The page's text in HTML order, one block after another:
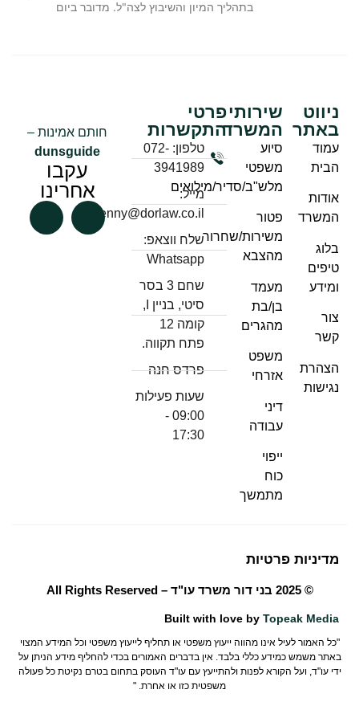
בתהליך המיון והשיבוץ לצה"ל. מדובר ביום
ניווט
באתר
עמוד
הבית
אודות
המשרד
בלוג
טיפים
ומידע
צור
קשר
הצהרת
נגישות
שירותי
המשרד
סיוע
משפטי
מלש"ב/סדיר/מילואים
פטור
משירות/שחרור
מהצבא
מעמד
בן/בת
מהגרים
משפט
אזרחי
דיני
עבודה
ייפוי
כוח
מתמשך
פרטי
התקשרות
טלפון: 072-
3941989
מייל:
benny@dorlaw.co.il
שלח ווצאפ:
Whatsapp
שחם 3 בסר
סיטי, בניין I,
קומה 12
פתח תקווה.
פרדס חנה
שעות פעילות
09:00 -
17:30
חותם אמינות –
dunsguide
עקבו
אחרינו
מדיניות פרטיות
© 2025 בני דור משרד עו"ד– All Rights Reserved
Built with love by Topeak Media
"כל האמור לעיל אינו מהווה ייעוץ משפטי או תחליף לייעוץ משפטי וכל המידע המצוי
באתר משמש כמידע כללי בלבד. אין בדברים האמורים בכדי להחליף מידע הניתן על
ידי עו"ד, ועל הקורא לפנות ולהתייעץ עם עו"ד העוסק בתחום בטרם נקיטת כל פעולה
משפטית כזו או אחרת. "